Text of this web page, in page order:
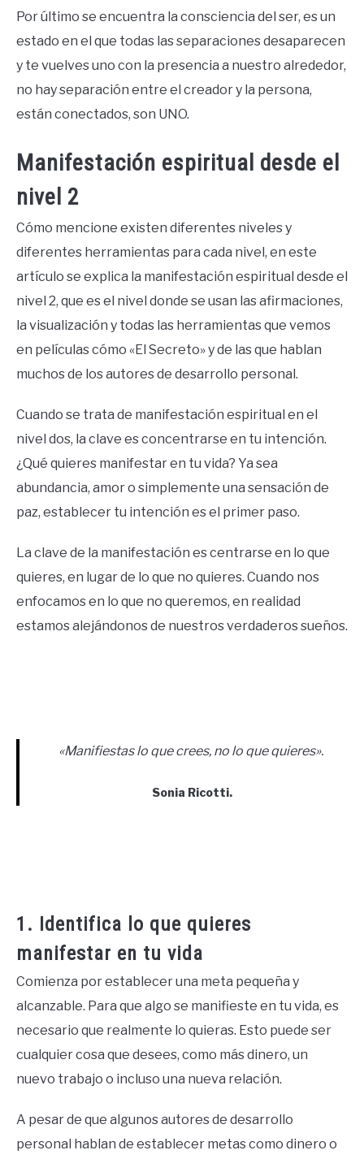
Por último se encuentra la consciencia del ser, es un
estado en el que todas las separaciones desaparecen
y te vuelves uno con la presencia a nuestro alrededor,
no hay separación entre el creador y la persona,
están conectados, son UNO.
Manifestación espiritual desde el
nivel 2
Cómo mencione existen diferentes niveles y
diferentes herramientas para cada nivel, en este
artículo se explica la manifestación espiritual desde el
nivel 2, que es el nivel donde se usan las afirmaciones,
la visualización y todas las herramientas que vemos
en películas cómo «El Secreto» y de las que hablan
muchos de los autores de desarrollo personal.
Cuando se trata de manifestación espiritual en el
nivel dos, la clave es concentrarse en tu intención.
¿Qué quieres manifestar en tu vida? Ya sea
abundancia, amor o simplemente una sensación de
paz, establecer tu intención es el primer paso.
La clave de la manifestación es centrarse en lo que
quieres, en lugar de lo que no quieres. Cuando nos
enfocamos en lo que no queremos, en realidad
estamos alejándonos de nuestros verdaderos sueños.
«Manifiestas lo que crees, no lo que quieres».
Sonia Ricotti.
1. Identifica lo que quieres
manifestar en tu vida
Comienza por establecer una meta pequeña y
alcanzable. Para que algo se manifieste en tu vida, es
necesario que realmente lo quieras. Esto puede ser
cualquier cosa que desees, como más dinero, un
nuevo trabajo o incluso una nueva relación.
A pesar de que algunos autores de desarrollo
personal hablan de establecer metas como dinero o